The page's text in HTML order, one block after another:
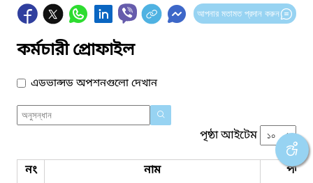
আপনার মতামত প্রদান করুন
কর্মচারী প্রোফাইল
এডভান্সড অপশনগুলো দেখান
পৃষ্ঠা আইটেম
নং নাম পদবি